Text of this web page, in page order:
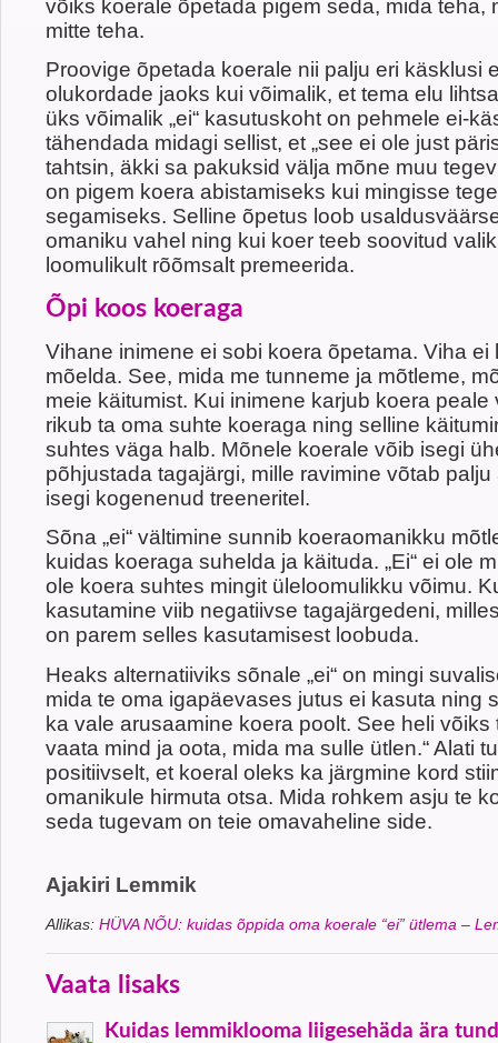
võiks koerale õpetada pigem seda, mida teha,
mitte teha.
Proovige õpetada koerale nii palju eri käsklusi
olukordade jaoks kui võimalik, et tema elu
üks võimalik „ei“ kasutuskoht on pehmele ei-
tähendada midagi sellist, et „see ei ole just
tahtsin, äkki sa pakuksid välja mõne muu
on pigem koera abistamiseks kui mingisse
segamiseks. Selline õpetus loob
omaniku vahel ning kui koer teeb soovitud
loomulikult rõõmsalt premeerida.
Õpi koos koeraga
Vihane inimene ei sobi koera õpetama. Viha ei
mõelda. See, mida me tunneme ja mõtleme,
meie käitumist. Kui inimene karjub koera peale
rikub ta oma suhte koeraga ning selline
suhtes väga halb. Mõnele koerale võib isegi
põhjustada tagajärgi, mille ravimine võtab
isegi kogenenud treeneritel.
Sõna „ei“ vältimine sunnib koeraomanikku
kuidas koeraga suhelda ja käituda. „Ei“ ei ole
ole koera suhtes mingit üleloomulikku võimu.
kasutamine viib negatiivse tagajärgedeni,
on parem selles kasutamisest loobuda.
Heaks alternatiiviks sõnale „ei“ on mingi
mida te oma igapäevases jutus ei kasuta ning
ka vale arusaamine koera poolt. See heli võiks
vaata mind ja oota, mida ma sulle ütlen.“ Alati
positiivselt, et koeral oleks ka järgmine kord
omanikule hirmuta otsa. Mida rohkem asju te
seda tugevam on teie omavaheline side.
Ajakiri Lemmik
Allikas: HÜVA NÕU: kuidas õppida oma koerale “ei” ütlema –
Vaata lisaks
Kuidas lemmiklooma liigesehäda ära